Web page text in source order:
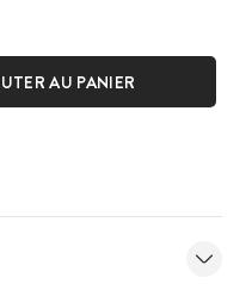
AU PANIER